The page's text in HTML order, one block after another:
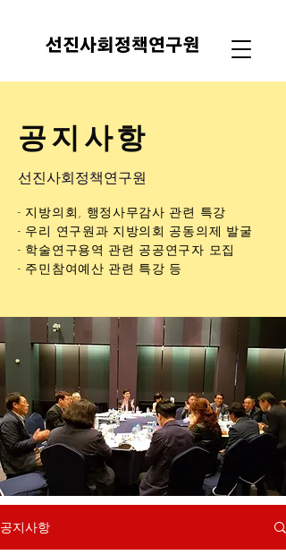
공지사항
선진사회정책연구원
- 지방의회, 행정사무감사 관련 특강
- 우리 연구원과 지방의회 공동의제 발굴
- 학술연구용역 관련 공공연구자 모집
- 주민참여예산 관련 특강 등
공지사항